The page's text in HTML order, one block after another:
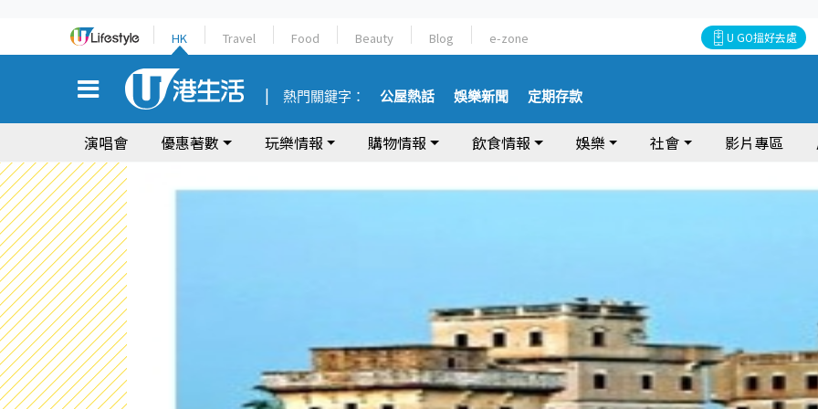
HK Travel Food Beauty Blog e-zone U GO搵好去處
熱門關鍵字： 公屋熱話 娛樂新聞 定期存款
演唱會 優惠著數 玩樂情報 購物情報 飲食情報 娛樂 社會 影片專區